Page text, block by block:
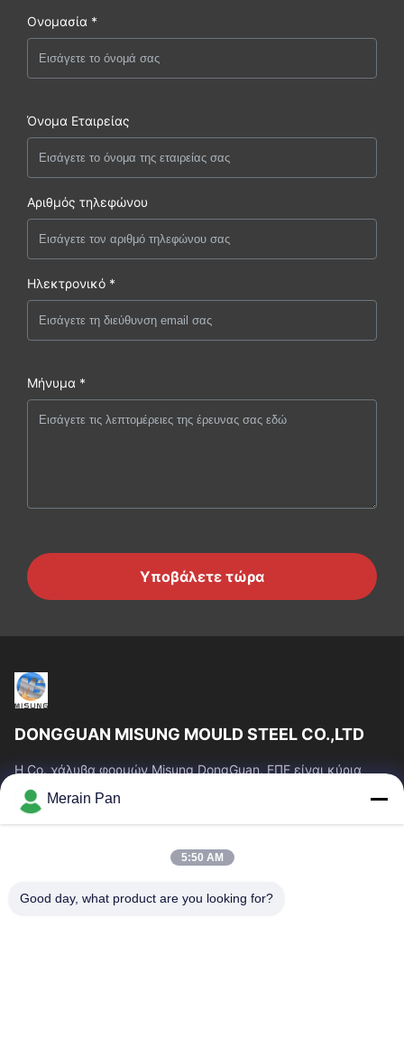
Ονομασία *
Όνομα Εταιρείας
Αριθμός τηλεφώνου
Ηλεκτρονικό *
Μήνυμα *
Υποβάλετε τώρα
DONGGUAN MISUNG MOULD STEEL CO.,LTD
Η Co. χάλυβα φορμών Misung DongGuan, ΕΠΕ είναι κύρια
επιχείρηση του ανεφοδιασμού που ο πλαστικός χάλυβας
κύβων, καυτός χάλυβας εργασίας, κρύος...
Γρήγοροι Σύνδεσμοι
Προϊόντα
Εμφάνιση VR
Περίπου Εμείς
Merain Pan
5:50 AM
Good day, what product are you looking for?